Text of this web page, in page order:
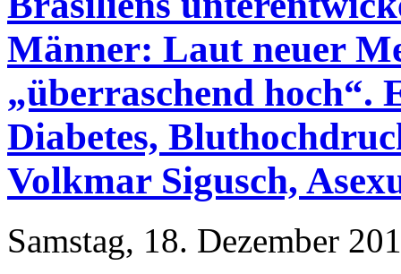
Männer: Laut neuer
„überraschend hoch“.
Diabetes,
Volkmar Sigusch,
Samstag, 18. Dezember